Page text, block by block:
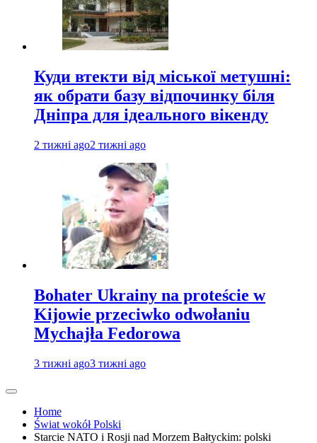
Куди втекти від міської метушні:
як обрати базу відпочинку біля
Дніпра для ідеального вікенду
2 тижні ago2 тижні ago
Bohater Ukrainy na proteście w
Kijowie przeciwko odwołaniu
Mychajła Fedorowa
3 тижні ago3 тижні ago
Home
Świat wokół Polski
Starcie NATO i Rosji nad Morzem Bałtyckim: polski